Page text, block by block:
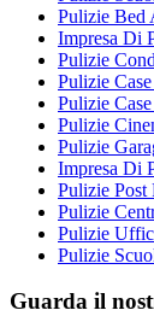
Pulizie Bed
Impresa Di
Pulizie
Pulizie
Pulizie
Pulizie
Pulizie
Impresa Di
Pulizie Post
Pulizie
Pulizie
Pulizie
Guarda il